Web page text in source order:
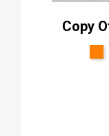
Copy